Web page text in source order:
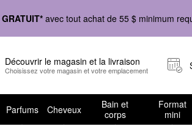
GRATUIT* avec tout achat de 55 $ minimum
Découvrir le magasin et la livraison
Choisissez votre magasin et votre emplacement
Parfums Cheveux
Bain et
corps
Format
mini